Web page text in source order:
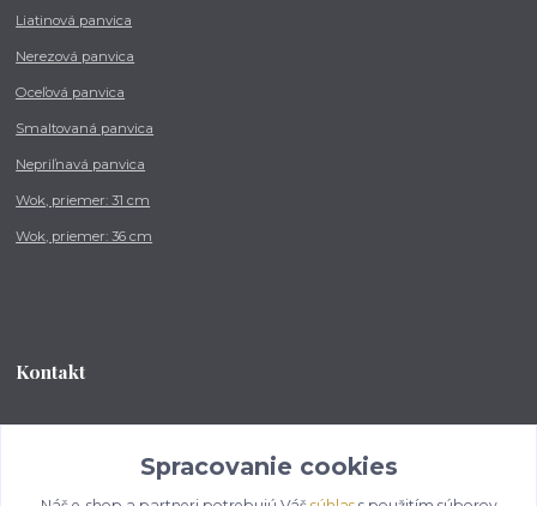
Liatinová panvica
Nerezová panvica
Oceľová panvica
Smaltovaná panvica
Nepriľnavá panvica
Wok, priemer: 31 cm
Wok, priemer: 36 cm
Kontakt
od 8:00 - do 16:00 hodSpracovanie cookies